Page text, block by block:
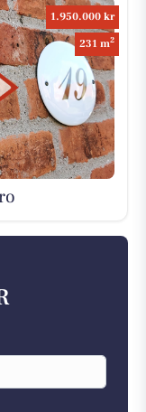
1.950.000 kr
231 m2